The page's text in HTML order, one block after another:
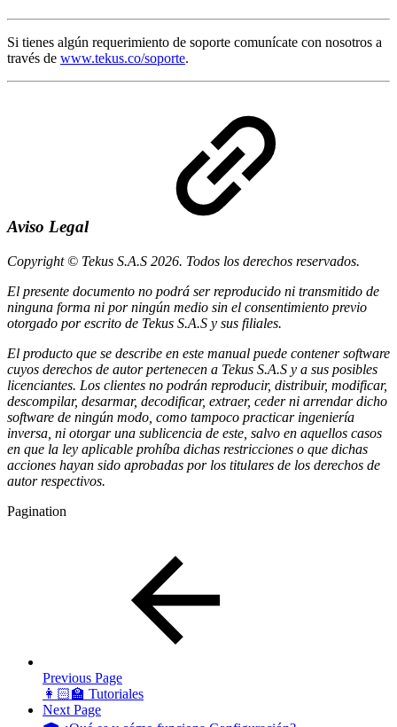
Si tienes algún requerimiento de soporte comunícate con nosotros a
través de www.tekus.co/soporte.
Aviso Legal
Copyright © Tekus S.A.S 2026. Todos los derechos reservados.
El presente documento no podrá ser reproducido ni transmitido de
ninguna forma ni por ningún medio sin el consentimiento previo
otorgado por escrito de Tekus S.A.S y sus filiales.
El producto que se describe en este manual puede contener software
cuyos derechos de autor pertenecen a Tekus S.A.S y a sus posibles
licenciantes. Los clientes no podrán reproducir, distribuir, modificar,
descompilar, desarmar, decodificar, extraer, ceder ni arrendar dicho
software de ningún modo, como tampoco practicar ingeniería
inversa, ni otorgar una sublicencia de este, salvo en aquellos casos
en que la ley aplicable prohíba dichas restricciones o que dichas
acciones hayan sido aprobadas por los titulares de los derechos de
autor respectivos.
Pagination
Previous Page
👩🏻‍🏫 Tutoriales
Next Page